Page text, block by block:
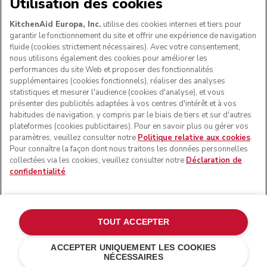
SUIVEZ-NOUS
forme du robot pâtissier multifonction sont des marques
commerciales aux États-Unis et ailleurs.
Gérer mes cookies
Politique de confidentialité
Politique en matière de cookies
Utilisation des cookies
KitchenAid Europa, Inc. utilise des cookies internes et tiers pour
garantir le fonctionnement du site et offrir une expérience de navigation
fluide (cookies strictement nécessaires). Avec votre consentement,
nous utilisons également des cookies pour améliorer les
performances du site Web et proposer des fonctionnalités
supplémentaires (cookies fonctionnels), réaliser des analyses
statistiques et mesurer l'audience (cookies d'analyse), et vous
présenter des publicités adaptées à vos centres d'intérêt et à vos
habitudes de navigation, y compris par le biais de tiers et sur d'autres
plateformes (cookies publicitaires). Pour en savoir plus ou gérer vos
paramètres, veuillez consulter notre Politique relative aux cookies.
Pour connaître la façon dont nous traitons les données personnelles
collectées via les cookies, veuillez consulter notre Déclaration de
confidentialité.
ACCEPTER UNIQUEMENT LES COOKIES
NÉCESSAIRES
TOUT ACCEPTER